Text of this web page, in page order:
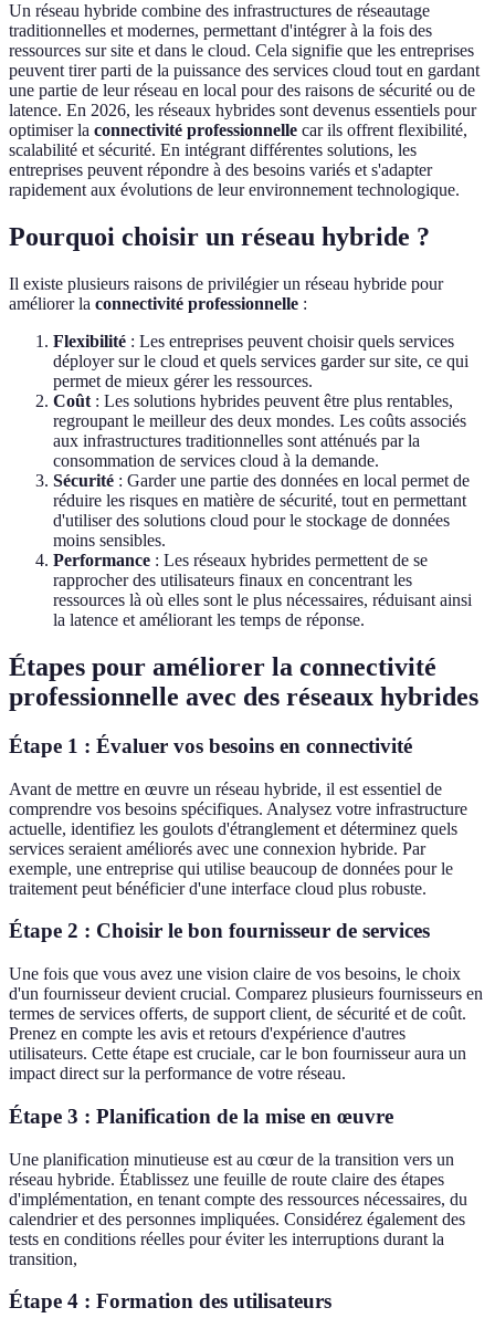
Un réseau hybride combine des infrastructures de réseautage
traditionnelles et modernes, permettant d'intégrer à la fois des
ressources sur site et dans le cloud. Cela signifie que les entreprises
peuvent tirer parti de la puissance des services cloud tout en gardant
une partie de leur réseau en local pour des raisons de sécurité ou de
latence. En 2026, les réseaux hybrides sont devenus essentiels pour
optimiser la connectivité professionnelle car ils offrent flexibilité,
scalabilité et sécurité. En intégrant différentes solutions, les
entreprises peuvent répondre à des besoins variés et s'adapter
rapidement aux évolutions de leur environnement technologique.
Pourquoi choisir un réseau hybride ?
Il existe plusieurs raisons de privilégier un réseau hybride pour
améliorer la connectivité professionnelle :
Flexibilité : Les entreprises peuvent choisir quels services
déployer sur le cloud et quels services garder sur site, ce qui
permet de mieux gérer les ressources.
Coût : Les solutions hybrides peuvent être plus rentables,
regroupant le meilleur des deux mondes. Les coûts associés
aux infrastructures traditionnelles sont atténués par la
consommation de services cloud à la demande.
Sécurité : Garder une partie des données en local permet de
réduire les risques en matière de sécurité, tout en permettant
d'utiliser des solutions cloud pour le stockage de données
moins sensibles.
Performance : Les réseaux hybrides permettent de se
rapprocher des utilisateurs finaux en concentrant les
ressources là où elles sont le plus nécessaires, réduisant ainsi
la latence et améliorant les temps de réponse.
Étapes pour améliorer la connectivité
professionnelle avec des réseaux hybrides
Étape 1 : Évaluer vos besoins en connectivité
Avant de mettre en œuvre un réseau hybride, il est essentiel de
comprendre vos besoins spécifiques. Analysez votre infrastructure
actuelle, identifiez les goulots d'étranglement et déterminez quels
services seraient améliorés avec une connexion hybride. Par
exemple, une entreprise qui utilise beaucoup de données pour le
traitement peut bénéficier d'une interface cloud plus robuste.
Étape 2 : Choisir le bon fournisseur de services
Une fois que vous avez une vision claire de vos besoins, le choix
d'un fournisseur devient crucial. Comparez plusieurs fournisseurs en
termes de services offerts, de support client, de sécurité et de coût.
Prenez en compte les avis et retours d'expérience d'autres
utilisateurs. Cette étape est cruciale, car le bon fournisseur aura un
impact direct sur la performance de votre réseau.
Étape 3 : Planification de la mise en œuvre
Une planification minutieuse est au cœur de la transition vers un
réseau hybride. Établissez une feuille de route claire des étapes
d'implémentation, en tenant compte des ressources nécessaires, du
calendrier et des personnes impliquées. Considérez également des
tests en conditions réelles pour éviter les interruptions durant la
transition,
Étape 4 : Formation des utilisateurs